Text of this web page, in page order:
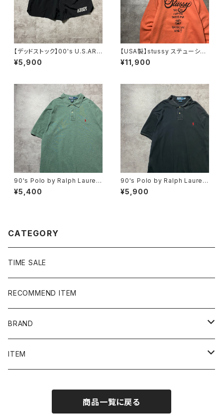
【デッドストック】00's U.S.ARM
Y アメリカ陸軍 ミリタリー ナ
イロンショーツ トレーニングパ
¥5,900
【USA製】stussy ステューシ
ー ワールドツアー バックプリ
ント オレンジ スウェット パ
¥11,900
90's Polo by Ralph Lauren
ポロバイラルフローレン 刺繍
ワンポイント ポニー グリー
¥5,400
90's Polo by Ralph Lauren
ポロバイラルフローレン 刺繍
ワンポイント ポニー ブラッ
¥5,900
CATEGORY
TIME SALE
RECOMMEND ITEM
BRAND
NIKE
ITEM
商品一覧に戻る